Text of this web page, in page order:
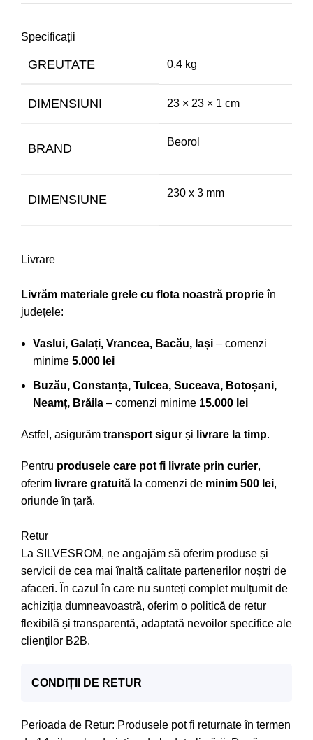
Specificații
GREUTATE 0,4 kg
DIMENSIUNI 23 × 23 × 1 cm
BRAND Beorol
DIMENSIUNE 230 x 3 mm
Livrare
Livrăm materiale grele cu flota noastră proprieîn
județele:
Vaslui, Galați, Vrancea, Bacău, Iași – comenzi
minime 5.000 lei
Buzău, Constanța, Tulcea, Suceava, Botoșani,
Neamț, Brăila – comenzi minime 15.000 lei
Astfel, asigurăm transport sigur și livrare la timp.
Pentru produsele care pot fi livrate prin curier,
oferim livrare gratuită la comenzi de minim 500 lei,
oriunde în țară.
Retur
La SILVESROM, ne angajăm să oferim produse și
servicii de cea mai înaltă calitate partenerilor noștri de
afaceri. În cazul în care nu sunteți complet mulțumit de
achiziția dumneavoastră, oferim o politică de retur
flexibilă și transparentă, adaptată nevoilor specifice ale
clienților B2B.
CONDIȚII DE RETUR
Perioada de Retur: Produsele pot fi returnate în termen